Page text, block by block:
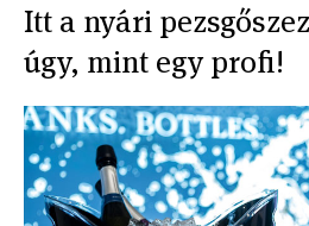
Itt a nyári
úgy, mint egy profi!